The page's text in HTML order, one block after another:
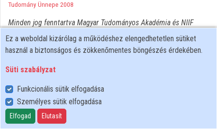
Tudomány Ünnepe 2008
Minden jog fenntartva Magyar Tudományos Akadémia és NIIF
Intézet. A hálózaton való újrapublikálás és kereskedelmi
forgalomba hozatal szigorúan tilos! Egyéb célú felhasználás a
Felhasználói szabályzat
Adatkezelési tájékoztató
Süti szabályzat
Ez a weboldal kizárólag a működéshez elengedhetetlen sütiket
használ a biztonságos és zökkenőmentes böngészés érdekében.
Süti szabályzat
Funkcionális sütik elfogadása
Személyes sütik elfogadása
Elfogad Elutasít